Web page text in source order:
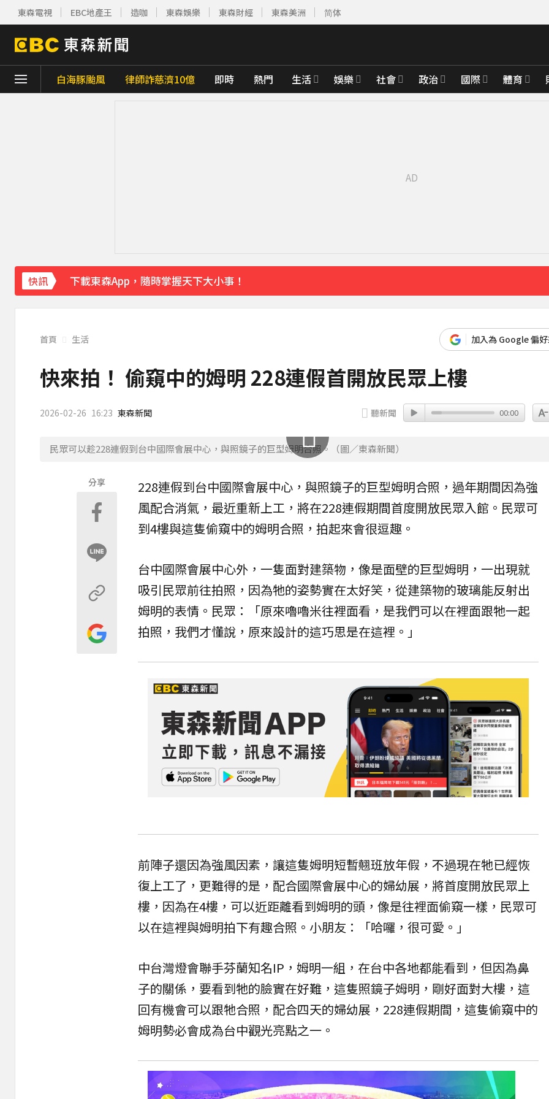
東森電視 EBC地產王 造咖 東森娛樂 東森財經 東森美洲 简体
白海豚颱風 律師詐慈濟10億 即時 熱門 生活 娛樂 社會 政治 國際 體育
快訊
下載東森App，隨時掌握天下大小事！
《理財達人秀》X 安聯投信免費講座報名中！搶先卡位 2027
首頁 生活 加入為 Google 偏
快來拍！ 偷窺中的姆明 228連假首開放民眾上樓
2026-02-26 16:23 東森新聞 聽新聞 00:00
民眾可以趁228連假到台中國際會展中心，與照鏡子的巨型姆明合照。（圖／東森新聞）
分享 228連假到台中國際會展中心 ，與照鏡子的巨型姆明合照 ，過年期間因為強
風配合消氣，最近重新上工，將在228連假期間首度開放民眾入館。民眾可
到4樓與這隻偷窺中的姆明合照，拍起來會很逗趣。
台中國際會展中心外，一隻面對建築物，像是面壁的巨型姆明，一出現就
吸引民眾前往拍照，因為牠的姿勢實在太好笑，從建築物的玻璃能反射出
姆明的表情。民眾：「原來嚕嚕米往裡面看，是我們可以在裡面跟牠一起
拍照，我們才懂說，原來設計的這巧思是在這裡。」
前陣子還因為強風因素，讓這隻姆明短暫翹班放年假，不過現在牠已經恢
復上工了，更難得的是，配合國際會展中心的婦幼展 ，將首度開放民眾上
樓，因為在4樓，可以近距離看到姆明的頭，像是往裡面偷窺一樣，民眾可
以在這裡與姆明拍下有趣合照。小朋友：「哈囉，很可愛。」
中台灣燈會聯手芬蘭知名IP，姆明一組，在台中各地都能看到，但因為鼻
子的關係，要看到牠的臉實在好難，這隻照鏡子姆明，剛好面對大樓，這
回有機會可以跟牠合照，配合四天的婦幼展，228連假期間，這隻偷窺中的
姆明勢必會成為台中觀光亮點之一。